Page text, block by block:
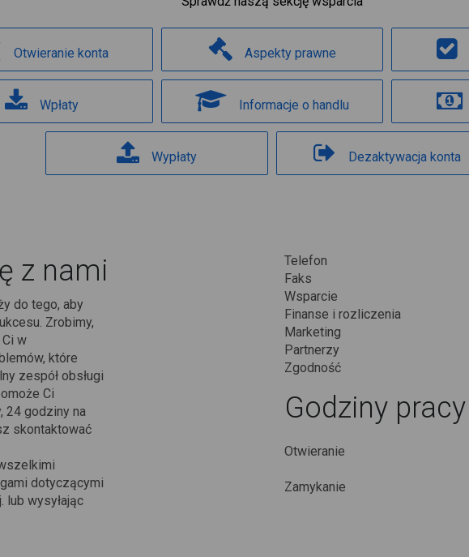
Otwieranie konta Aspekty prawne
Wpłaty Informacje o handlu
Wypłaty Dezaktywacja konta
z nami
do tego, aby
Zrobimy,
w
które
zespół obsługi
Ci
24 godziny na
skontaktować
dotyczącymi
lub wysyłając
Telefon
Faks
Wsparcie
Finanse i rozliczenia
Marketing
Partnerzy
Zgodność
Godziny pracy
Otwieranie
Zamykanie